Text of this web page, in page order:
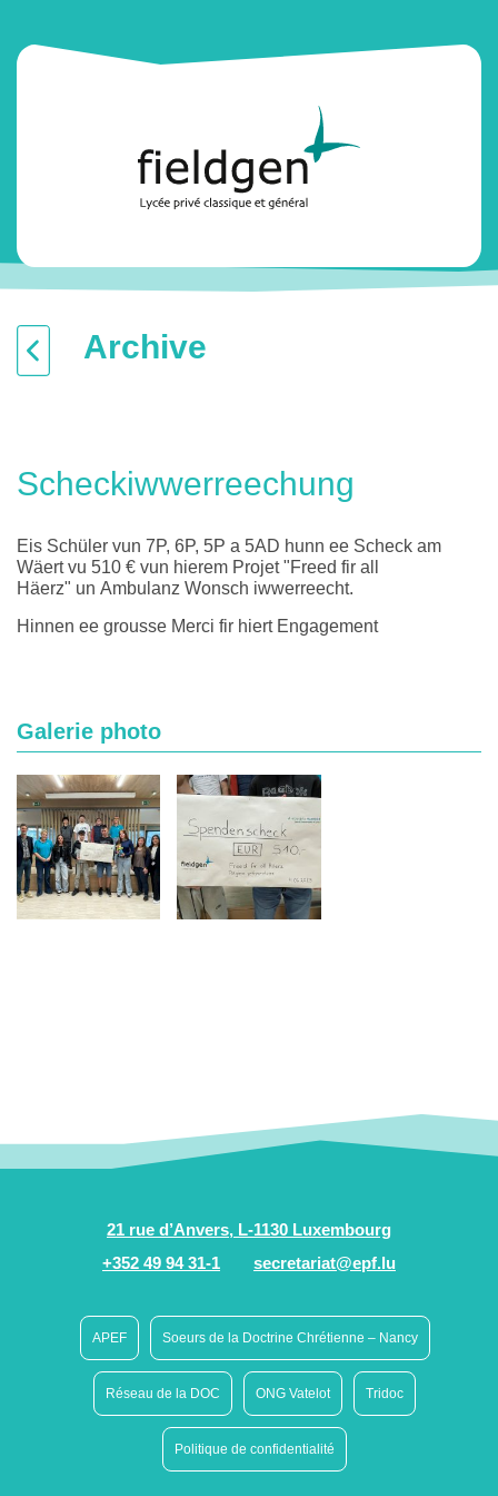
Archive
Scheckiwwerreechung
Eis Schüler vun 7P, 6P, 5P a 5AD hunn ee Scheck am
Wäert vu 510 € vun hierem Projet "Freed fir all
Häerz" un Ambulanz Wonsch iwwerreecht.
Hinnen ee grousse Merci fir hiert Engagement
Galerie photo
21 rue d’Anvers, L-1130 Luxembourg
+352 49 94 31-1
secretariat@epf.lu
APEF Soeurs de la Doctrine Chrétienne – Nancy
Réseau de la DOC ONG Vatelot Tridoc
Politique de confidentialité